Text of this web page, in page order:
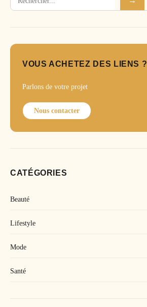
VOUS ACHETEZ DES LIENS ?
Parlons de votre projet
Nous contacter
CATÉGORIES
Beauté
Lifestyle
Mode
Santé